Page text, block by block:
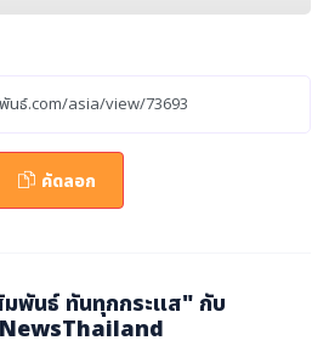
Banco do Brasil (บราซิล), Fon
นึ่งในความสำเร็จสำคัญของการปร
ระจำปี 2568 ของยูเนี่ยนเพย์ (Unio
Conference 2025) ภายใต้หัวข้
กลาง ธนาคารพาณิชย์ และสถาบันกา
ขีพยานของความก้าวหน้าที่เกิดขึ้นใน
คัดลอก
มพันธ์ ทันทุกกระแส" กับ